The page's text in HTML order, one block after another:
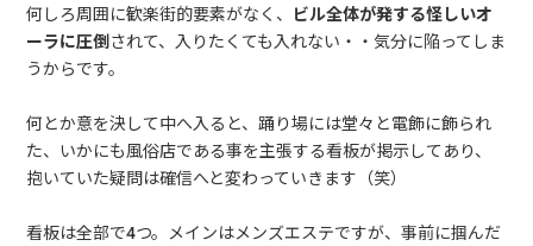
何しろ周囲に歓楽街的要素がなく、 ビル全体が発する怪しいオ
ーラに圧倒されて、入りたくても入れない・・気分に陥ってしま
うからです。
何とか意を決して中へ入ると、踊り場には堂々と電飾に飾られ
た、いかにも風俗店である事を主張する看板が掲示してあり、
抱いていた疑問は確信へと変わっていきます（笑）
看板は全部で4つ。メインはメンズエステですが、事前に掴んだ